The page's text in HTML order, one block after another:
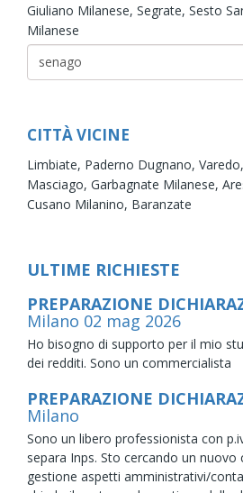
Giuliano Milanese, Segrate, Sesto
Milanese
CITTÀ VICINE
Limbiate, Paderno Dugnano, Varedo,
Masciago, Garbagnate Milanese,
Cusano Milanino, Baranzate
ULTIME RICHIESTE
PREPARAZIONE
Milano 02 mag 2026
Ho bisogno di supporto per il mio
dei redditi. Sono un commercialista
PREPARAZIONE
Milano
Sono un libero professionista con
separa Inps. Sto cercando un
gestione aspetti amministrativi/